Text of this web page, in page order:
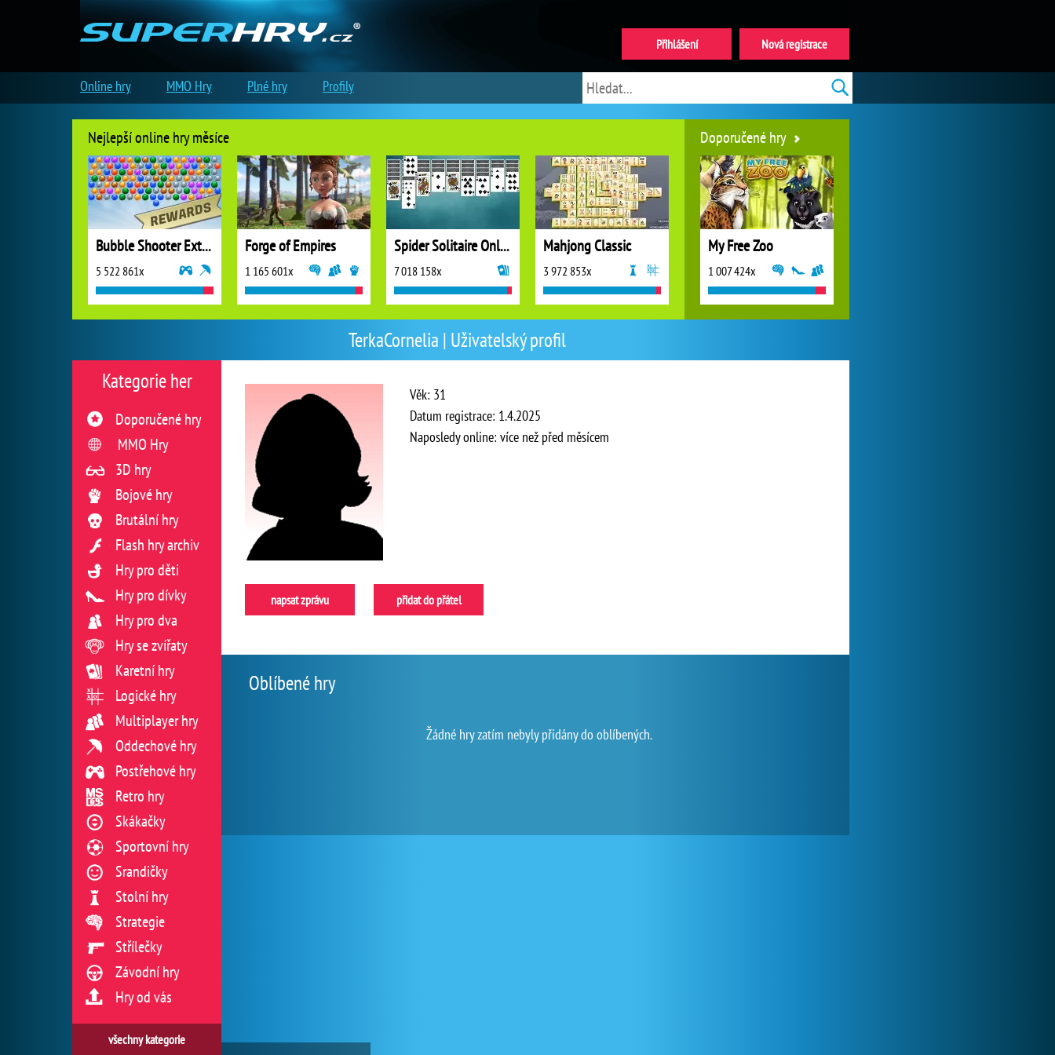
TerkaCornelia | Uživatelský profil
Věk: 31
Datum registrace: 1.4.2025
Naposledy online: více než před měsícem
napsat zprávu přidat do přátel
Oblíbené hry
Žádné hry zatím nebyly přidány do oblíbených.
Kategorie her
Doporučené hry
MMO Hry
3D hry
Bojové hry
Brutální hry
Flash hry archiv
Hry pro děti
Hry pro dívky
Hry pro dva
Hry se zvířaty
Karetní hry
Logické hry
Multiplayer hry
Oddechové hry
Postřehové hry
Retro hry
Skákačky
Sportovní hry
Srandičky
Stolní hry
Strategie
Střílečky
Závodní hry
Hry od vás
všechny kategorie
Nejlepší online hry měsíce
Bubble Shooter Extreme
5 522 861x
Forge of Empires
1 165 601x
Spider Solitaire Online
7 018 158x
Mahjong Classic
3 972 853x
Doporučené hry
My Free Zoo
1 007 424x
Nová registrace
Přihlášení
Online hry MMO Hry Plné hry Profily